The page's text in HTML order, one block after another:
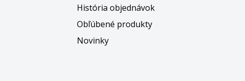
História objednávok
Obľúbené produkty
Novinky